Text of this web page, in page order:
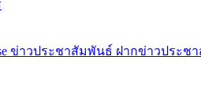
ข่าวประชาสัมพันธ์ ฝากข่าวประ